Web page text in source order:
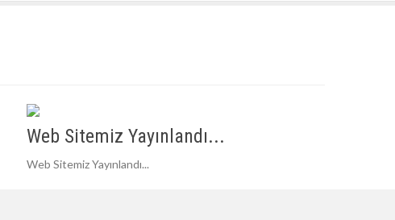
Web Sitemiz Yayınlandı...
Web Sitemiz Yayınlandı...